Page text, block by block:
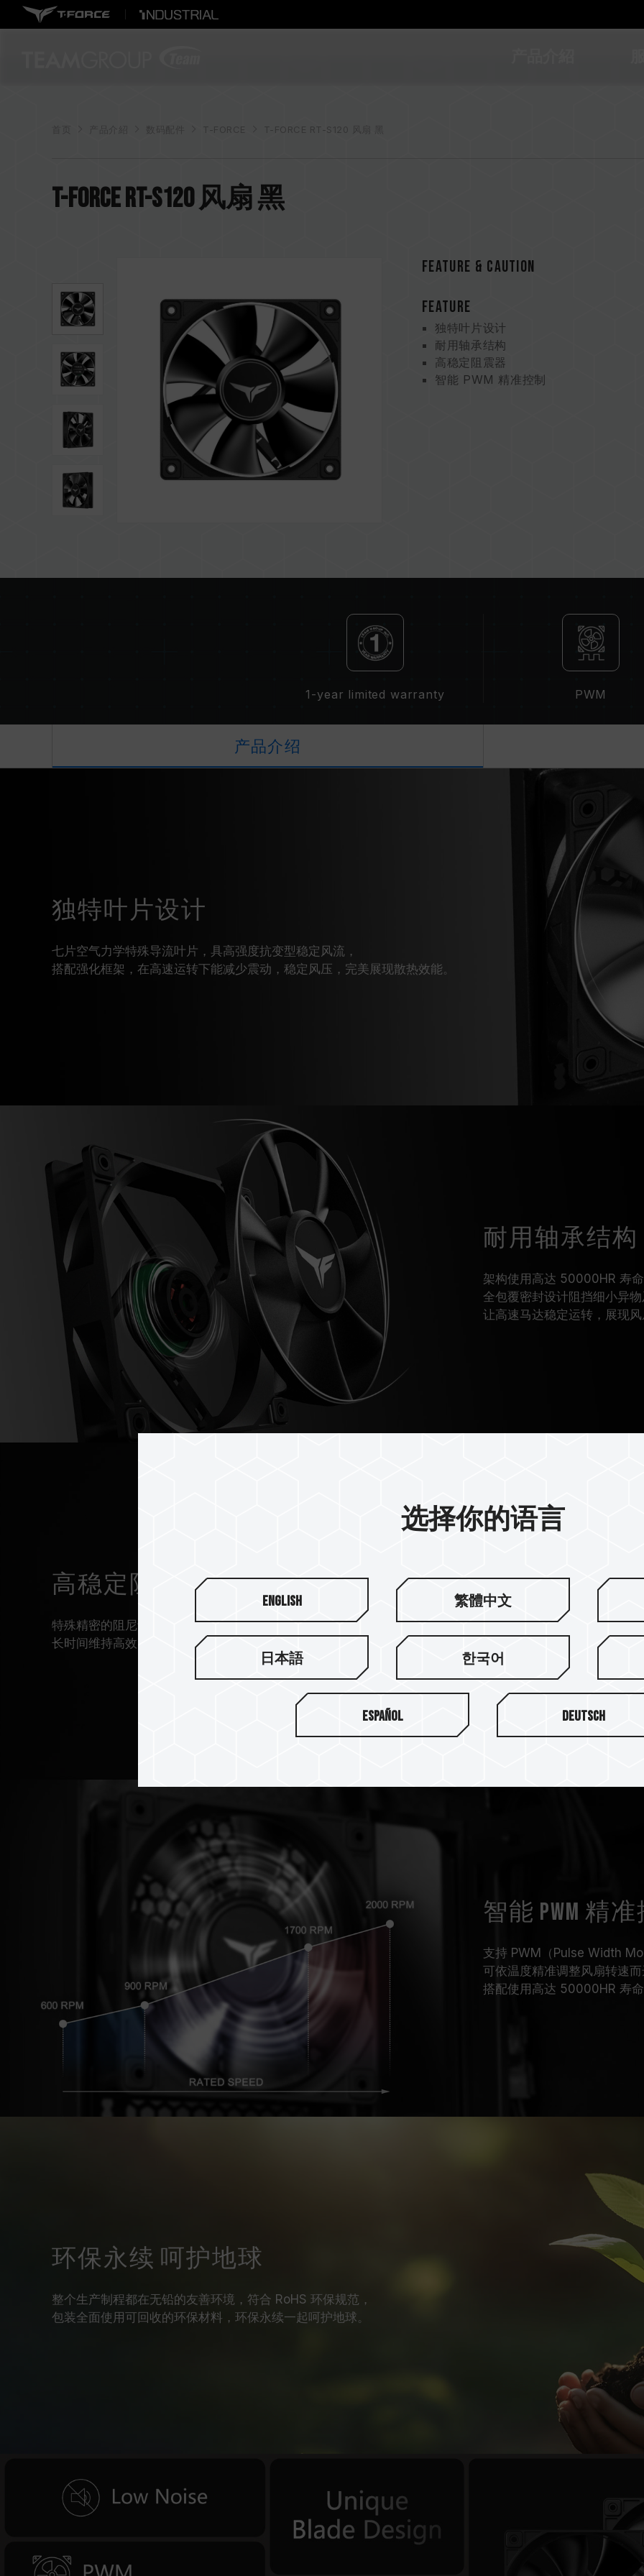
产品介紹 T-FORCE T-FORCE RT-S120 风扇 黑
T-FORCE RT-S120 风扇 黑
Feature & CAUTION
FEATURE
独特叶片设计
耐用轴承结构
高稳定阻震器
智能 PWM 精准控制
1-year limited warranty PWM
产品介绍
独特叶片设计
七片空气力学特殊导流叶片，具高强度抗变型稳定风流，
搭配强化框架，在高速运转下能减少震动，稳定风压，完美展现散热效能。
耐用轴承结构
架构使用高达 50000HR 寿
全包覆密封设计阻挡细小异
让高速马达稳定运转，展现
高稳定阻震器
特殊精密的阻尼设计，减少震动与异音产生，
长时间维持高效、静音运作，实现最佳稳定性。
智能 PWM 精
支持 PWM（Pulse Width
可依温度精准调整风扇转速
搭配使用高达 50000HR 寿
环保永续 呵护地球
整个生产制程都在无铅的友善环境，符合 RoHS 环保规范，
包装全面使用可回收的环保材料，环保永续一起呵护地球。
选择你的语言
English 繁體中文
日本語 한국어
Español Deutsch